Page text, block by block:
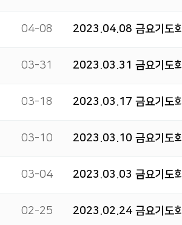
04-08 2023.04.08 금요기도회
03-31 2023.03.31 금요기도회
03-18 2023.03.17 금요기도회
03-10 2023.03.10 금요기도회
03-04 2023.03.03 금요기도회
02-25 2023.02.24 금요기도회